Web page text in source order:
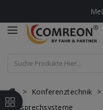
Konferenztechnik
Freisprechsysteme